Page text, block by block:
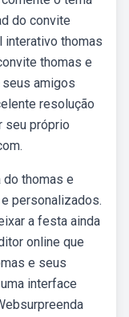
do convite
interativo thomas
thomas e
amigos
resolução
seu próprio
thomas e
personalizados.
a festa ainda
online que
e seus
interface